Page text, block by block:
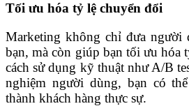
Tối ưu hóa tỷ lệ chuyển đổi
Marketing không chỉ đưa người
bạn, mà còn giúp bạn tối ưu hóa
cách sử dụng kỹ thuật như A/B
nghiệm người dùng, bạn có
thành khách hàng thực sự.